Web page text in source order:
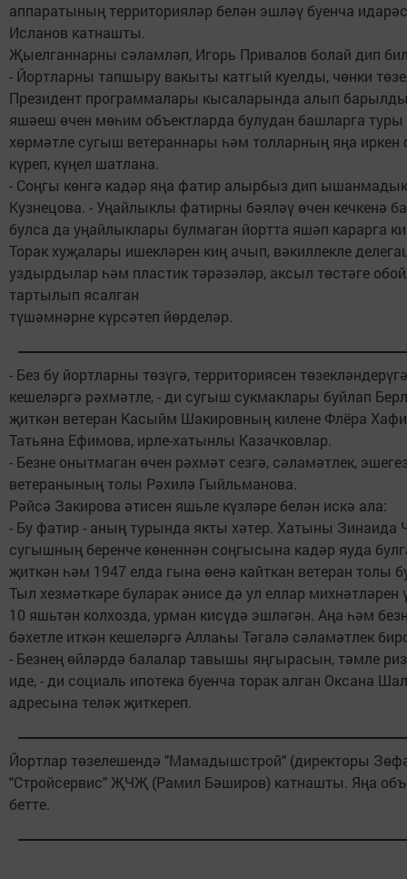
аппаратының территорияләр белән эшләү буенча
Исланов катнашты.
Җыелганнарны сәламләп, Игорь Привалов болай дип
- Йортларны тапшыру вакыты катгый куелды, чөнки
Президент программалары кысаларында алып
яшәеш өчен мөһим объектларда булудан башларга
хөрмәтле сугыш ветераннары һәм толларның яңа иркен
күреп, күңел шатлана.
- Соңгы көнгә кадәр яңа фатир алырбыз дип
Кузнецова. - Уңайлыклы фатирны бәяләү өчен кечкенә
булса да уңайлыклары булмаган йортта яшәп карарга
Торак хуҗалары ишекләрен киң ачып, вәкиллекле
уздырдылар һәм пластик тәрәзәләр, аксыл төстәге
тартылып ясалган
түшәмнәрне күрсәтеп йөрделәр.
- Без бу йортларны төзүгә, территориясен
кешеләргә рәхмәтле, - ди сугыш сукмаклары буйлап
җиткән ветеран Касыйм Шакировның килене Флёра
Татьяна Ефимова, ирле-хатынлы Казачковлар.
- Безне онытмаган өчен рәхмәт сезгә, сәламәтлек,
ветеранының толы Рәхилә Гыйльманова.
Рәйсә Закирова әтисен яшьле күзләре белән искә ала:
- Бу фатир - аның турында якты хәтер. Хатыны Зинаида
сугышның беренче көненнән соңгысына кадәр яуда
җиткән һәм 1947 елда гына өенә кайткан ветеран толы
Тыл хезмәткәре буларак әнисе дә ул еллар михнәтләрен
10 яшьтән колхозда, урман кисүдә эшләгән. Аңа һәм
бәхетле иткән кешеләргә Аллаһы Тәгалә сәламәтлек
- Безнең өйләрдә балалар тавышы яңгырасын, тәмле
иде, - ди социаль ипотека буенча торак алган Оксана
адресына теләк җиткереп.
Йортлар төзелешендә "Мамадышстрой" (директоры
"Стройсервис" ҖЧҖ (Рамил Бәширов) катнашты. Яңа
бетте.